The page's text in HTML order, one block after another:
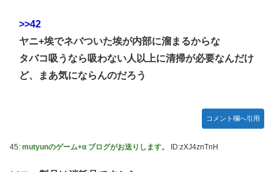
>>42
ヤニ+埃でネバついた埃が内部に溜まるからな
タバコ吸うなら吸わない人以上に清掃が必要なんだけ
ど、まあ気にならんのだろう
コメント欄へ引用
45: mutyunのゲーム+α ブログがお送りします。 ID:zXJ4znTnH